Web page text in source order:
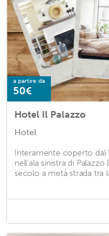
a partire da
50€
Hotel Il Palazzo
Hotel
Interamente coperto dal
nell'ala sinistra di
secolo a metà strada tra